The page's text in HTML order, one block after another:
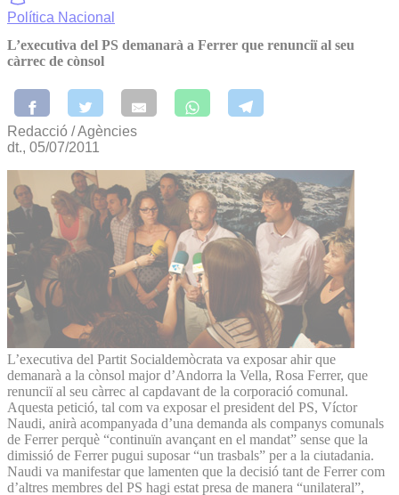
Política Nacional
L’executiva del PS demanarà a Ferrer que renunciï al seu
càrrec de cònsol
Redacció / Agències
dt., 05/07/2011
L’executiva del Partit Socialdemòcrata va exposar ahir que
demanarà a la cònsol major d’Andorra la Vella, Rosa Ferrer, que
renunciï al seu càrrec al capdavant de la corporació comunal.
Aquesta petició, tal com va exposar el president del PS, Víctor
Naudi, anirà acompanyada d’una demanda als companys comunals
de Ferrer perquè “continuïn avançant en el mandat” sense que la
dimissió de Ferrer pugui suposar “un trasbals” per a la ciutadania.
Naudi va manifestar que lamenten que la decisió tant de Ferrer com
d’altres membres del PS hagi estat presa de manera “unilateral”,